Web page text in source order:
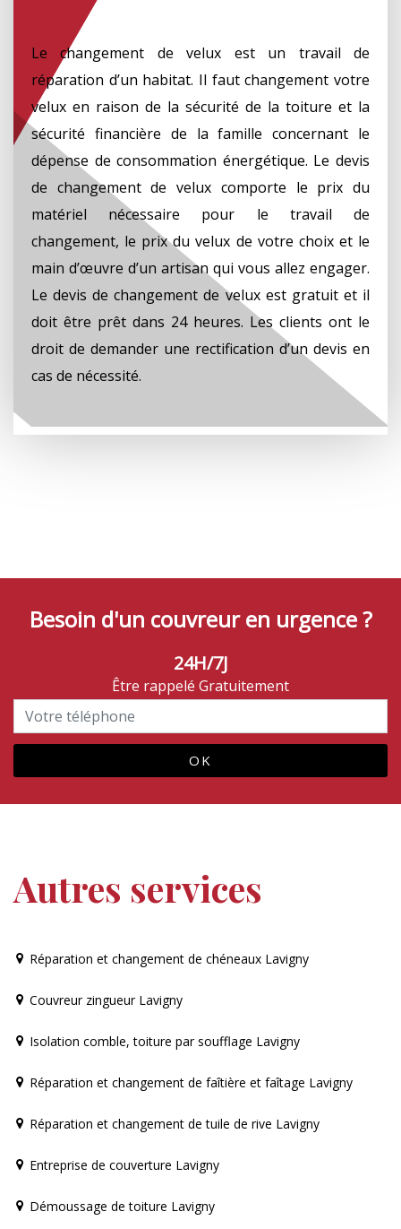
Le changement de velux est un travail de
réparation d’un habitat. Il faut changement votre
velux en raison de la sécurité de la toiture et la
sécurité financière de la famille concernant le
dépense de consommation énergétique. Le devis
de changement de velux comporte le prix du
matériel nécessaire pour le travail de
changement, le prix du velux de votre choix et le
main d’œuvre d’un artisan qui vous allez engager.
Le devis de changement de velux est gratuit et il
doit être prêt dans 24 heures. Les clients ont le
droit de demander une rectification d’un devis en
cas de nécessité.
Besoin d'un couvreur en urgence ?
24H/7J
Être rappelé Gratuitement
Autres services
Réparation et changement de chéneaux Lavigny
Couvreur zingueur Lavigny
Isolation comble, toiture par soufflage Lavigny
Réparation et changement de faîtière et faîtage Lavigny
Réparation et changement de tuile de rive Lavigny
Entreprise de couverture Lavigny
Démoussage de toiture Lavigny